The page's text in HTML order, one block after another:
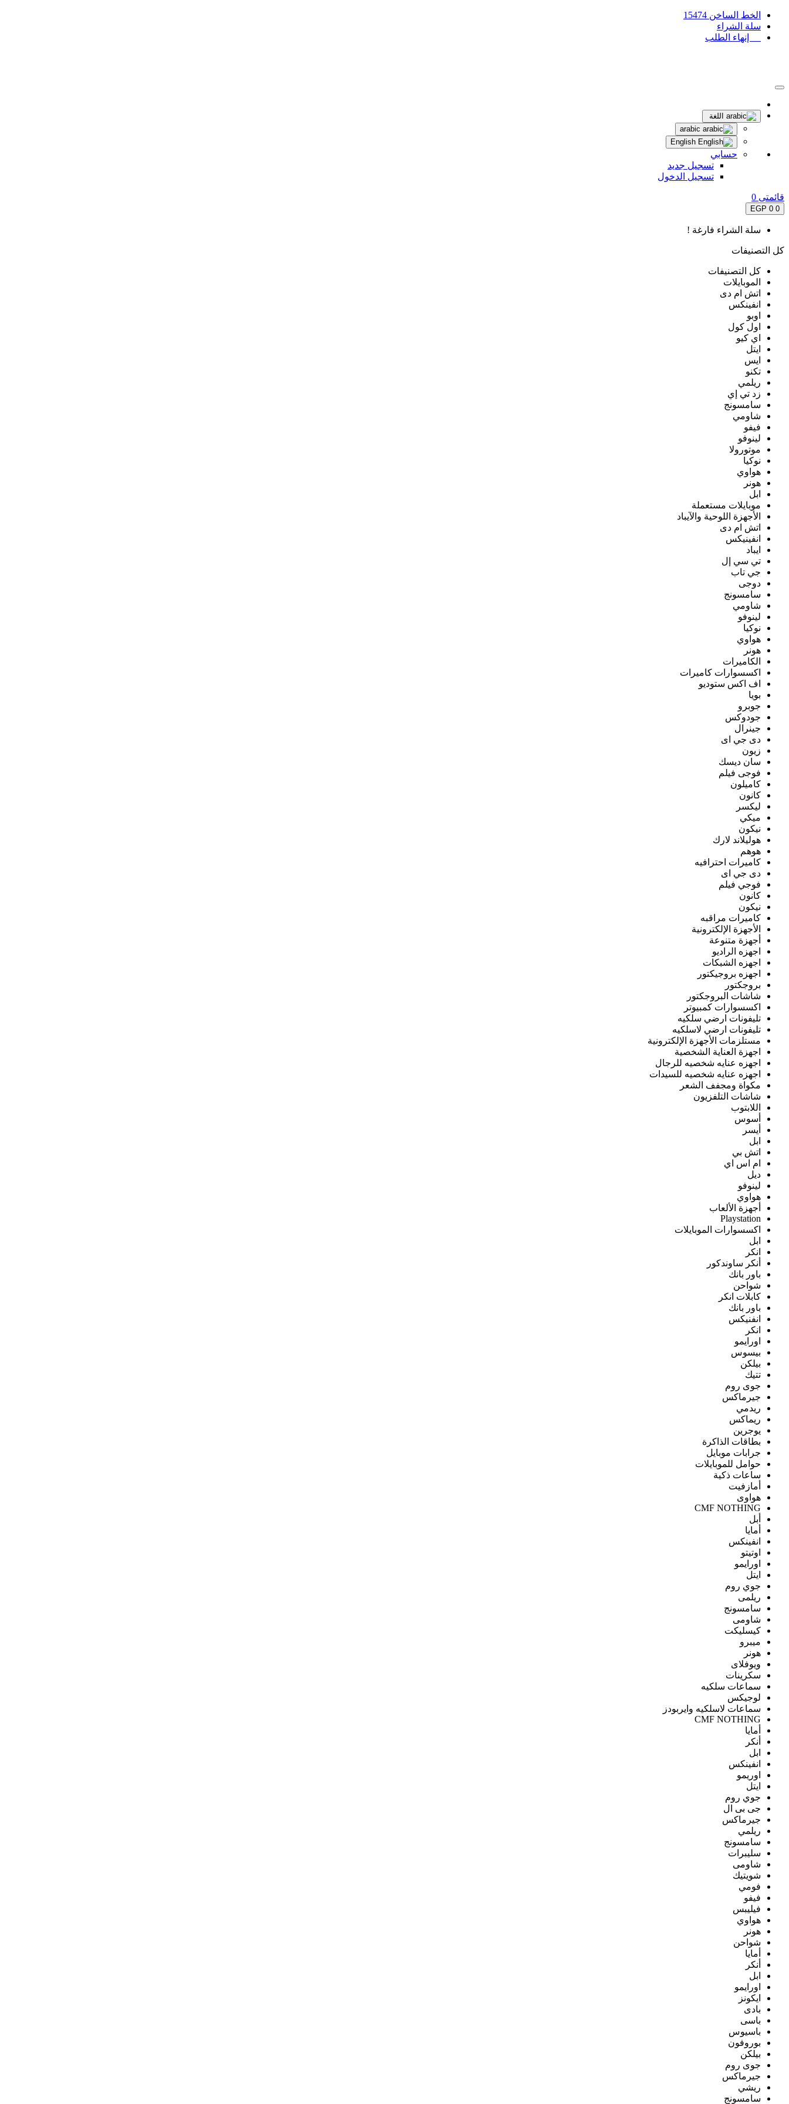
الخط الساخن 15474
سلة الشراء
إنهاء الطلب
اللغة
حسابي
تسجيل جديد
تسجيل الدخول
قائمتى 0
0
0 EGP
سلة الشراء فارغة !
كل التصنيفات
كل التصنيفات
الموبايلات
اتش ام دى
انفينكس
اوبو
اول كول
اي كيو
ايتل
ايس
تكنو
ريلمي
زد تي إي
سامسونج
شاومي
فيفو
لينوفو
موتورولا
نوكيا
هواوي
هونر
ابل
موبايلات مستعملة
الأجهزة اللوحية والآيباد
اتش ام دى
انفينيكس
ايباد
تي سي إل
جي تاب
دوجى
سامسونج
شاومي
لينوفو
نوكيا
هواوي
هونر
الكاميرات
اكسسوارات كاميرات
اف اكس ستوديو
بويا
جوبرو
جودوكس
جينرال
دى جي اى
زيون
سان ديسك
فوجى فيلم
كاميلون
كانون
ليكسر
ميكي
نيكون
هوليلاند لارك
هوهم
كاميرات احترافيه
دى جي اى
فوجي فيلم
كانون
نيكون
كاميرات مراقبه
الأجهزة الإلكترونية
أجهزة متنوعة
اجهزه الراديو
اجهزه الشبكات
اجهزه بروجيكتور
بروجكتور
شاشات البروجكتور
اكسسوارات كمبيوتر
تليفونات ارضي سلكيه
تليفونات ارضي لاسلكيه
مستلزمات الأجهزة الإلكترونية
اجهزة العناية الشخصية
اجهزه عنايه شخصيه للرجال
اجهزه عنايه شخصيه للسيدات
مكواة ومجفف الشعر
شاشات التلفزيون
اللابتوب
أسوس
أيسر
ابل
اتش بي
ام اس اي
ديل
لينوفو
هواوي
أجهزة الألعاب
Playstation
اكسسوارات الموبايلات
ابل
انكر
أنكر ساوندكور
باور بانك
شواحن
كابلات انكر
باور بانك
انفنيكس
انكر
اورايمو
بيسوس
بيلكن
تتيك
جوى روم
جيرماكس
ريدمي
ريماكس
يوجرين
بطاقات الذاكرة
جرابات موبايل
حوامل للموبايلات
ساعات ذكية
أمازفيت
هواوى
CMF NOTHING
أبل
أمايا
انفينكس
اوتيتو
اورايمو
ايتل
جوي روم
ريلمى
سامسونج
شاومى
كيسليكت
ميبرو
هونر
ويوفلاى
سكرينات
سماعات سلكيه
لوجيكس
سماعات لاسلكيه وايربودز
CMF NOTHING
أمايا
أنكر
ابل
انفينكس
اوريمو
ايتل
جوي روم
جى بى ال
جيرماكس
ريلمي
سامسونج
سليبرات
شاومى
شويتيك
فومي
فيفو
فيليبس
هواوي
هونر
شواحن
أمايا
أنكر
ابل
اورايمو
ايكونز
بادى
باسى
باسيوس
بوروفون
بيلكن
جوى روم
جيرماكس
ريشي
سامسونج